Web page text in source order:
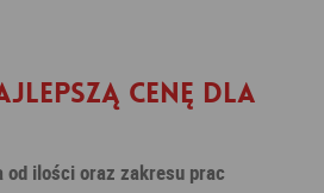
cenę dla
od ilości oraz zakresu prac